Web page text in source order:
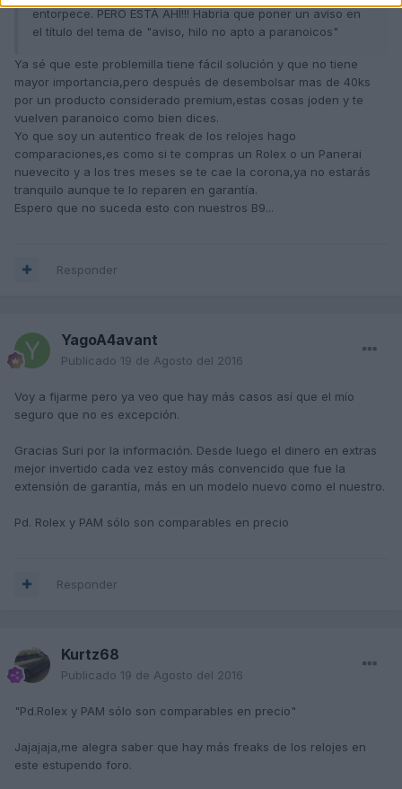
entorpece. PERO ESTÁ AHÍ!!! Habria que poner un aviso en
el título del tema de "aviso, hilo no apto a paranoicos"
Ya sé que este problemilla tiene fácil solución y que no tiene
mayor importancia,pero después de desembolsar mas de 40ks
por un producto considerado premium,estas cosas joden y te
vuelven paranoico como bien dices.
Yo que soy un autentico freak de los relojes hago
comparaciones,es como si te compras un Rolex o un Panerai
nuevecito y a los tres meses se te cae la corona,ya no estarás
tranquilo aunque te lo reparen en garantía.
Espero que no suceda esto con nuestros B9...
Responder
YagoA4avant
Publicado 19 de Agosto del 2016
Voy a fijarme pero ya veo que hay más casos así que el mío
seguro que no es excepción.
Gracias Suri por la información. Desde luego el dinero en extras
mejor invertido cada vez estoy más convencido que fue la
extensión de garantía, más en un modelo nuevo como el nuestro.
Pd. Rolex y PAM sólo son comparables en precio
Responder
Kurtz68
Publicado 19 de Agosto del 2016
"Pd.Rolex y PAM sólo son comparables en precio"
Jajajaja,me alegra saber que hay más freaks de los relojes en
este estupendo foro.